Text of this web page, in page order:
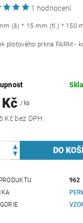
1 hodnocení
(š) * 15 mm (tl.) * 150
plotového prkna FARM -
/ ks
20,66 Kč bez DPH
962